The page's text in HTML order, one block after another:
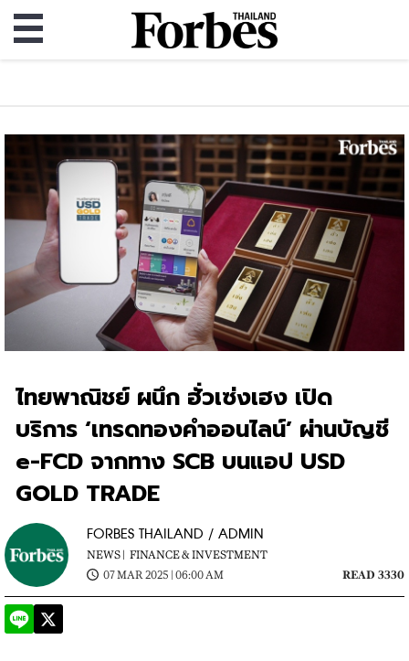
ไทยพาณิชย์ ผนึก ฮั่วเซ่งเฮง เปิด
บริการ ‘เทรดทองคำออนไลน์’ ผ่านบัญชี
e-FCD จากทาง SCB บนแอป USD
GOLD TRADE
FORBES THAILAND / ADMIN
NEWS | FINANCE & INVESTMENT
07 MAR 2025 | 06:00 AM
READ 3330